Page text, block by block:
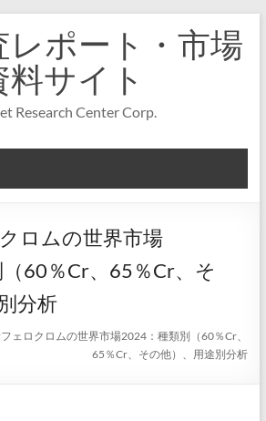
レポート・市場
料サイト
Research Center Corp.
ロムの世界市場
60％Cr、65％Cr、そ
分析
ェロクロムの世界市場2024：種類別（60％Cr、
65％Cr、その他）、用途別分析